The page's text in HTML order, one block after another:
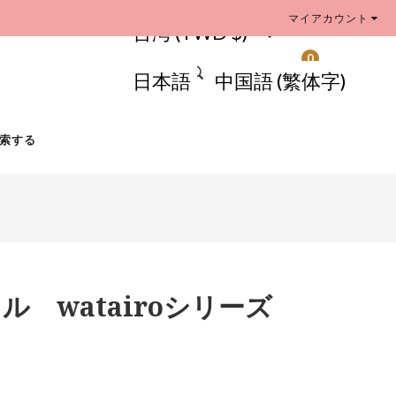
マイアカウント
0
する
watairoシリーズ
台湾 (TWD $)
日本語 中国語 (繁体字)